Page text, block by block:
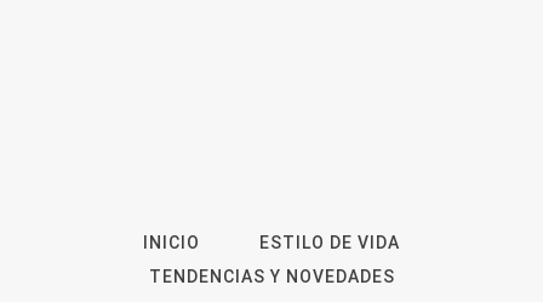
INICIO
ESTILO DE VIDA
TENDENCIAS Y NOVEDADES